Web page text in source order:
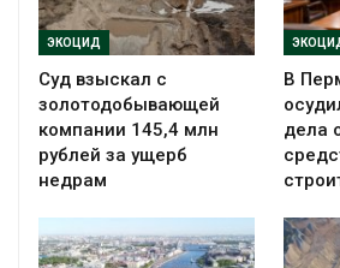
ЭКОЦИД
Суд взыскал с
золотодобывающей
компании 145,4 млн
рублей за ущерб
недрам
В
дела